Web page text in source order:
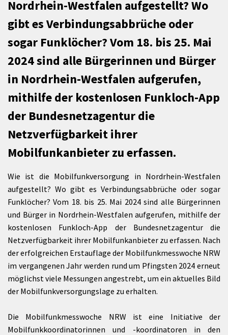
Nordrhein-Westfalen aufgestellt? Wo
gibt es Verbindungsabbrüche oder
sogar Funklöcher? Vom 18. bis 25. Mai
2024 sind alle Bürgerinnen und Bürger
in Nordrhein-Westfalen aufgerufen,
mithilfe der kostenlosen Funkloch-App
der Bundesnetzagentur die
Netzverfügbarkeit ihrer
Mobilfunkanbieter zu erfassen.
Wie ist die Mobilfunkversorgung in Nordrhein-Westfalen
aufgestellt? Wo gibt es Verbindungsabbrüche oder sogar
Funklöcher? Vom 18. bis 25. Mai 2024 sind alle Bürgerinnen
und Bürger in Nordrhein-Westfalen aufgerufen, mithilfe der
kostenlosen Funkloch-App der Bundesnetzagentur die
Netzverfügbarkeit ihrer Mobilfunkanbieter zu erfassen. Nach
der erfolgreichen Erstauflage der Mobilfunkmesswoche NRW
im vergangenen Jahr werden rund um Pfingsten 2024 erneut
möglichst viele Messungen angestrebt, um ein aktuelles Bild
der Mobilfunkversorgungslage zu erhalten.
Die Mobilfunkmesswoche NRW ist eine Initiative der
Mobilfunkkoordinatorinnen und -koordinatoren in den